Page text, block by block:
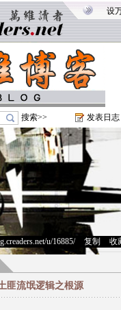
设
搜索>> 发表日志
u/16885/> 复制 收
匪流氓逻辑之根源